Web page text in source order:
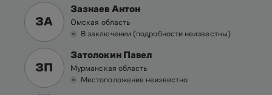
ЗА
Зазнаев Антон
Омская область
В заключении (подробности неизвестны)
ЗП
Затолокин Павел
Мурманская область
Местоположение неизвестно